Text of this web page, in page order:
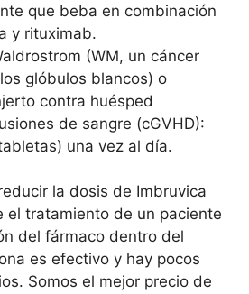
que beba en combinación
y rituximab.
(WM, un cáncer
glóbulos blancos) o
contra huésped
de sangre (cGVHD):
una vez al día.
la dosis de Imbruvica
el tratamiento de un paciente
del fármaco dentro del
es efectivo y hay pocos
Somos el mejor precio de